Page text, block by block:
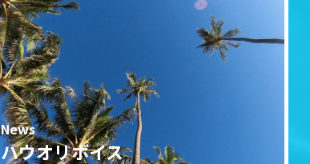
News
ハウオリボイス